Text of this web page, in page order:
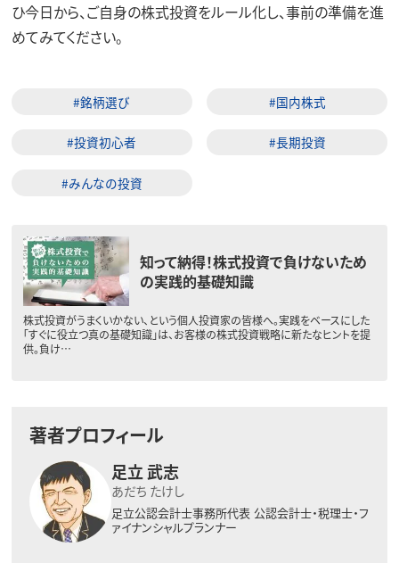
ひ今日から、ご自身の株式投資をルール化し、事前の準備を進
めてみてください。
#銘柄選び #国内株式
#投資初心者 #長期投資
#みんなの投資
知って納得！株式投資で負けないため
の実践的基礎知識
株式投資がうまくいかない、という個人投資家の皆様へ。実践をベースにした
「すぐに役立つ真の基礎知識」は、お客様の株式投資戦略に新たなヒントを提
供。負け…
著者プロフィール
足立 武志
あだち たけし
足立公認会計士事務所代表 公認会計士・税理士・フ
ァイナンシャルプランナー